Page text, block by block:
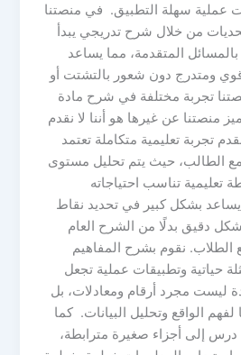
عملية سهلة التطبيق. في منصتنا
من خلال شرح تدريجي يبدأ
المتقدمة، مما يساعد
ومتدرج دون شعور بالتشتت أو
تجربة مختلفة في شرح مادة
منصتنا عن غيرها هو أننا لا نقدم
تجربة تعليمية متكاملة تعتمد
الطالب، حيث يتم تحليل مستوى
تعليمية تناسب احتياجاته
بشكل كبير في تحديد نقاط
دقيق بدلًا من الشرح العام
الطلاب. نقوم بشرح المفاهيم
حياتية وتطبيقات عملية تجعل
ليست مجرد أرقام ومعادلات، بل
الواقع وتحليل البيانات. كما
إلى أجزاء صغيرة مترابطة،